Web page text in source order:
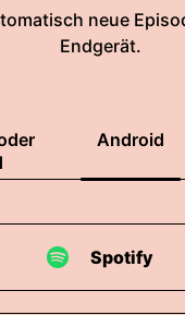
neue
Endgerät.
Android
Spotify